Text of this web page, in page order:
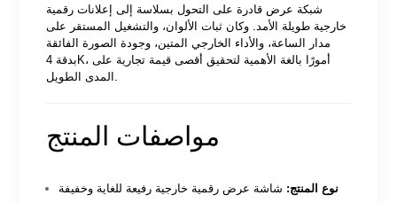
شبكة عرض قادرة على التحول بسلاسة إلى إعلانات رقمية
خارجية طويلة الأمد. وكان ثبات الألوان، والتشغيل المستقر على
مدار الساعة، والأداء الخارجي المتين، وجودة الصورة الفائقة
بدقة 4K، أمورًا بالغة الأهمية لتحقيق أقصى قيمة تجارية على
مواصفات المنتج
نوع المنتج: شاشة عرض رقمية خارجية رفيعة للغاية وخفيفة